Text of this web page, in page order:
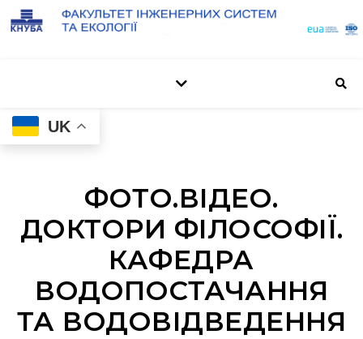
UK
ФОТО.ВІДЕО.
ДОКТОРИ ФІЛОСОФІЇ.
КАФЕДРА
ВОДОПОСТАЧАННЯ
ТА ВОДОВІДВЕДЕННЯ